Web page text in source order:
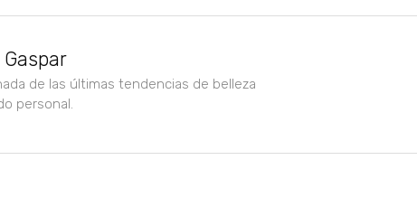
de las últimas tendencias de belleza
personal.